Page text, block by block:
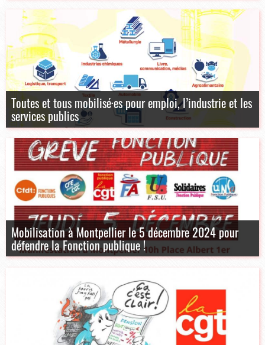
Toutes et tous mobilisé·es pour emploi, l’industrie et les
services publics
Mobilisation à Montpellier le 5 décembre 2024 pour
défendre la Fonction publique !